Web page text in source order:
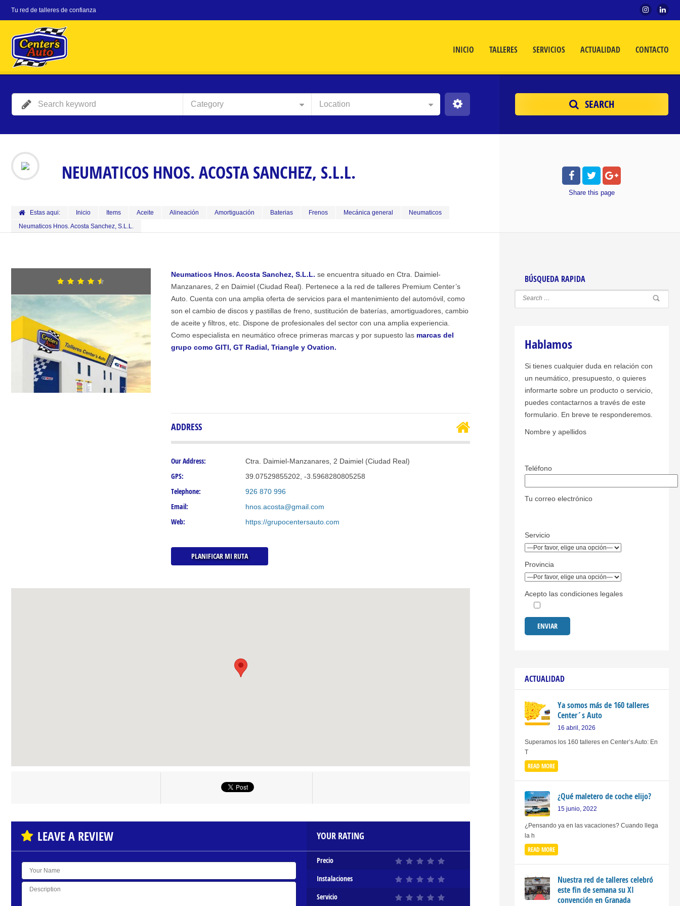
Tu red de talleres de confianza
INICIO TALLERES SERVICIOS ACTUALIDAD CONTACTO
Category Location SEARCH
NEUMATICOS HNOS. ACOSTA SANCHEZ, S.L.L.
Estas aqui: Inicio Items Aceite Alineación Amortiguación Baterias Frenos Mecánica general
Neumaticos
Neumaticos Hnos. Acosta Sanchez, S.L.L.
Share this page
Neumaticos Hnos. Acosta Sanchez, S.L.L. se encuentra situado en Ctra. Daimiel-
Manzanares, 2 en Daimiel (Ciudad Real). Pertenece a la red de talleres Premium Center’s
Auto. Cuenta con una amplia oferta de servicios para el mantenimiento del automóvil, como
son el cambio de discos y pastillas de freno, sustitución de baterías, amortiguadores, cambio
de aceite y filtros, etc. Dispone de profesionales del sector con una amplia experiencia.
Como especialista en neumático ofrece primeras marcas y por supuesto las marcas del
grupo como GITI, GT Radial, Triangle y Ovation.
ADDRESS
Our Address: Ctra. Daimiel-Manzanares, 2 Daimiel (Ciudad Real)
GPS: 39.07529855202, -3.5968280805258
Telephone: 926 870 996
Email: hnos.acosta@gmail.com
Web: https://grupocentersauto.com
PLANIFICAR MI RUTA
LEAVE A REVIEW YOUR RATING
Precio
Instalaciones
Servicio
BÚSQUEDA RAPIDA
Hablamos
Si tienes cualquier duda en relación con
un neumático, presupuesto, o quieres
informarte sobre un producto o servicio,
puedes contactarnos a través de este
formulario. En breve te responderemos.
Nombre y apellidos
Teléfono
Tu correo electrónico
Servicio
Provincia
Acepto las condiciones legales
ACTUALIDAD
Ya somos más de 160 talleres
Center´s Auto
16 abril, 2026
Superamos los 160 talleres en Center’s Auto: En
T
READ MORE
¿Qué maletero de coche elijo?
15 junio, 2022
¿Pensando ya en las vacaciones? Cuando llega
la h
READ MORE
Nuestra red de talleres celebró
este fin de semana su XI
convención en Granada